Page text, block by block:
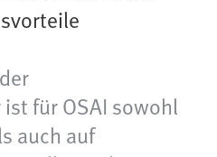
für OSAI sowohl
auch auf